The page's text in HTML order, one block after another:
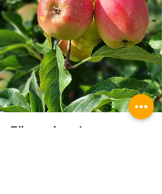
Für regionale